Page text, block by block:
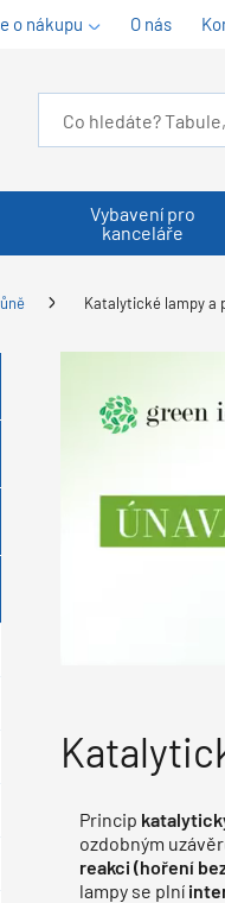
o nákupu O nás
Vybavení pro
kanceláře
Katalytické lampy a
Princip
ozdobným
reakci (hoření
lampy se plní